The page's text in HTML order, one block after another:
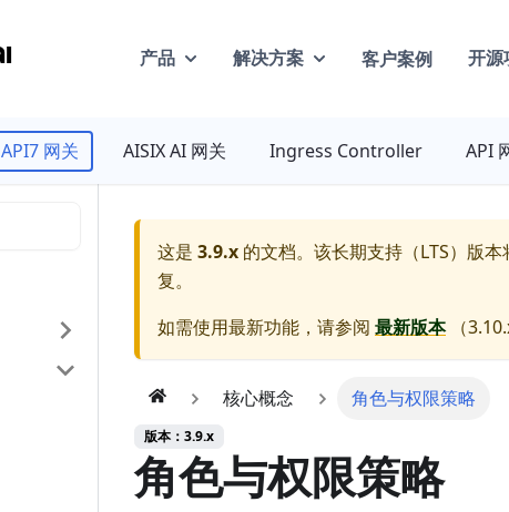
产品 解决方案 客户案例 开源
API7 网关 AISIX AI 网关 Ingress Controller API
这是 3.9.x 的文档。该长期支持（LTS）版本
复。
如需使用最新功能，请参阅 最新版本 （
核心概念 角色与权限策略
版本：3.9.x
角色与权限策略